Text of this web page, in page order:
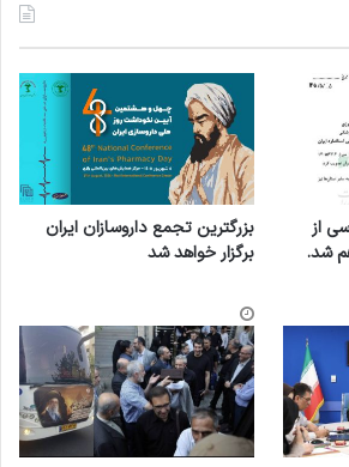
از
شد.
بزرگترین تجمع داروسازان ایران
برگزار خواهد شد